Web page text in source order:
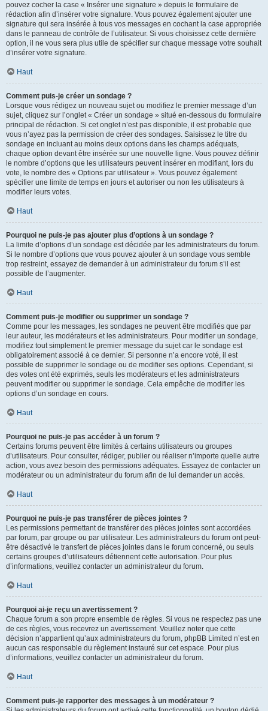
pouvez cocher la case « Insérer une signature » depuis le formulaire de
rédaction afin d’insérer votre signature. Vous pouvez également ajouter une
signature qui sera insérée à tous vos messages en cochant la case appropriée
dans le panneau de contrôle de l’utilisateur. Si vous choisissez cette dernière
option, il ne vous sera plus utile de spécifier sur chaque message votre souhait
d’insérer votre signature.
Haut
Comment puis-je créer un sondage ?
Lorsque vous rédigez un nouveau sujet ou modifiez le premier message d’un
sujet, cliquez sur l’onglet « Créer un sondage » situé en-dessous du formulaire
principal de rédaction. Si cet onglet n’est pas disponible, il est probable que
vous n’ayez pas la permission de créer des sondages. Saisissez le titre du
sondage en incluant au moins deux options dans les champs adéquats,
chaque option devant être insérée sur une nouvelle ligne. Vous pouvez définir
le nombre d’options que les utilisateurs peuvent insérer en modifiant, lors du
vote, le nombre des « Options par utilisateur ». Vous pouvez également
spécifier une limite de temps en jours et autoriser ou non les utilisateurs à
modifier leurs votes.
Haut
Pourquoi ne puis-je pas ajouter plus d’options à un sondage ?
La limite d’options d’un sondage est décidée par les administrateurs du forum.
Si le nombre d’options que vous pouvez ajouter à un sondage vous semble
trop restreint, essayez de demander à un administrateur du forum s’il est
possible de l’augmenter.
Haut
Comment puis-je modifier ou supprimer un sondage ?
Comme pour les messages, les sondages ne peuvent être modifiés que par
leur auteur, les modérateurs et les administrateurs. Pour modifier un sondage,
modifiez tout simplement le premier message du sujet car le sondage est
obligatoirement associé à ce dernier. Si personne n’a encore voté, il est
possible de supprimer le sondage ou de modifier ses options. Cependant, si
des votes ont été exprimés, seuls les modérateurs et les administrateurs
peuvent modifier ou supprimer le sondage. Cela empêche de modifier les
options d’un sondage en cours.
Haut
Pourquoi ne puis-je pas accéder à un forum ?
Certains forums peuvent être limités à certains utilisateurs ou groupes
d’utilisateurs. Pour consulter, rédiger, publier ou réaliser n’importe quelle autre
action, vous avez besoin des permissions adéquates. Essayez de contacter un
modérateur ou un administrateur du forum afin de lui demander un accès.
Haut
Pourquoi ne puis-je pas transférer de pièces jointes ?
Les permissions permettant de transférer des pièces jointes sont accordées
par forum, par groupe ou par utilisateur. Les administrateurs du forum ont peut-
être désactivé le transfert de pièces jointes dans le forum concerné, ou seuls
certains groupes d’utilisateurs détiennent cette autorisation. Pour plus
d’informations, veuillez contacter un administrateur du forum.
Haut
Pourquoi ai-je reçu un avertissement ?
Chaque forum a son propre ensemble de règles. Si vous ne respectez pas une
de ces règles, vous recevrez un avertissement. Veuillez noter que cette
décision n’appartient qu’aux administrateurs du forum, phpBB Limited n’est en
aucun cas responsable du règlement instauré sur cet espace. Pour plus
d’informations, veuillez contacter un administrateur du forum.
Haut
Comment puis-je rapporter des messages à un modérateur ?